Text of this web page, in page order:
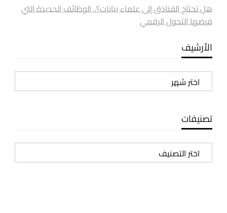
هل تحتاج الفنادق إلى علماء بيانات؟.. الوظائف الجديدة التي
فرضها التحول الرقمي
الأرشيف
الأرشيف
تصنيفات
تصنيفات